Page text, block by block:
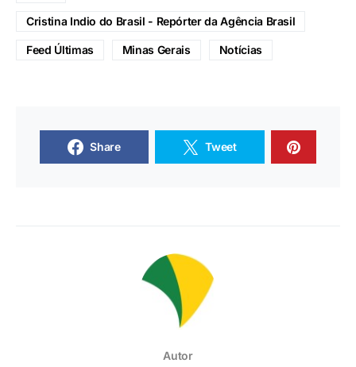
Cristina Indio do Brasil - Repórter da Agência Brasil
Feed Últimas Minas Gerais Notícias
Share Tweet
Autor